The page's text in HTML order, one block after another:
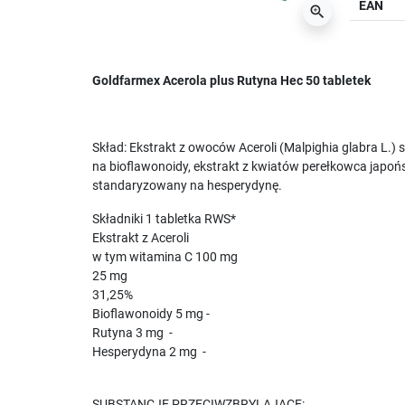
zoom_in EAN
Goldfarmex Acerola plus Rutyna Hec 50 tabletek
Skład: Ekstrakt z owoców Aceroli (Malpighia glabra
na bioflawonoidy, ekstrakt z kwiatów perełkowca
standaryzowany na hesperydynę.
Składniki 1 tabletka RWS*
Ekstrakt z Aceroli
w tym witamina C 100 mg
25 mg
31,25%
Bioflawonoidy 5 mg -
Rutyna 3 mg -
Hesperydyna 2 mg -